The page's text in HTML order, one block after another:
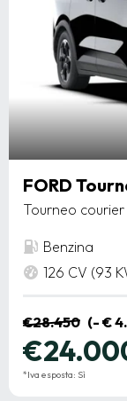
FORD
Tourneo
Benzina
126 CV (93
€28.450 (- €
*Iva esposta: Sì